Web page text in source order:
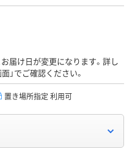
届け日が変更になります。詳し
」でご確認ください。
置き場所指定 利用可